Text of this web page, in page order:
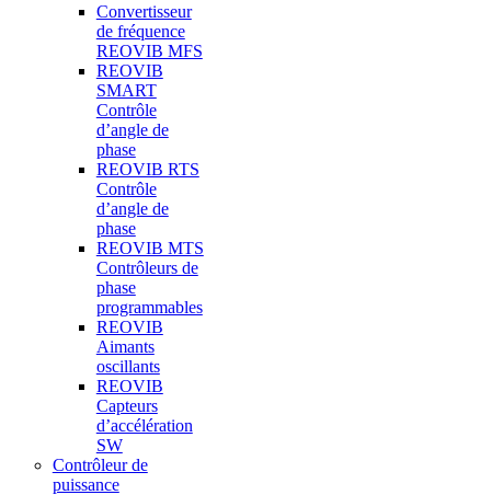
Convertisseur
de fréquence
REOVIB MFS
REOVIB
SMART
Contrôle
d’angle de
phase
REOVIB RTS
Contrôle
d’angle de
phase
REOVIB MTS
Contrôleurs de
phase
programmables
REOVIB
Aimants
oscillants
REOVIB
Capteurs
d’accélération
SW
Contrôleur de
puissance